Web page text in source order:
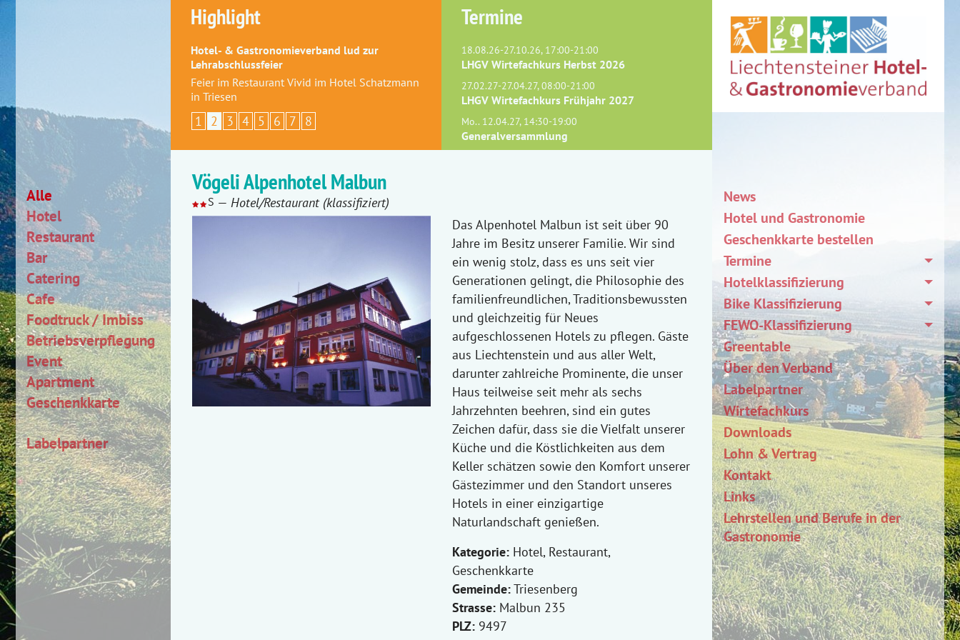
Alle
Hotel
Restaurant
Bar
Catering
Cafe
Foodtruck / Imbiss
Betriebsverpflegung
Event
Apartment
Geschenkkarte
Labelpartner
Highlight
Hotel- & Gastronomieverband lud zur
Lehrabschlussfeier
Feier im Restaurant Vivid im Hotel Schatzmann
in Triesen
1 2 3 4 5 6 7 8
Termine
18.08.26-27.10.26, 17:00-21:00
LHGV Wirtefachkurs Herbst 2026
27.02.27-27.04.27, 08:00-21:00
LHGV Wirtefachkurs Frühjahr 2027
Mo.. 12.04.27, 14:30-19:00
Generalversammlung
Vögeli Alpenhotel Malbun
S — Hotel/Restaurant (klassifiziert)
Das Alpenhotel Malbun ist seit über 90
Jahre im Besitz unserer Familie. Wir sind
ein wenig stolz, dass es uns seit vier
Generationen gelingt, die Philosophie des
familienfreundlichen, Traditionsbewussten
und gleichzeitig für Neues
aufgeschlossenen Hotels zu pflegen. Gäste
aus Liechtenstein und aus aller Welt,
darunter zahlreiche Prominente, die unser
Haus teilweise seit mehr als sechs
Jahrzehnten beehren, sind ein gutes
Zeichen dafür, dass sie die Vielfalt unserer
Küche und die Köstlichkeiten aus dem
Keller schätzen sowie den Komfort unserer
Gästezimmer und den Standort unseres
Hotels in einer einzigartige
Naturlandschaft genießen.
Kategorie:Hotel, Restaurant,
Geschenkkarte
Gemeinde:Triesenberg
Strasse:Malbun 235
PLZ:9497
News
Hotel und Gastronomie
Geschenkkarte bestellen
Termine
Hotelklassifizierung
Bike Klassifizierung
FEWO-Klassifizierung
Greentable
Über den Verband
Labelpartner
Wirtefachkurs
Downloads
Lohn & Vertrag
Kontakt
Links
Lehrstellen und Berufe in der
Gastronomie